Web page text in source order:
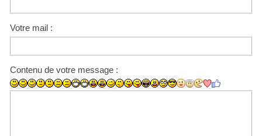
Votre mail :
Contenu de votre message :